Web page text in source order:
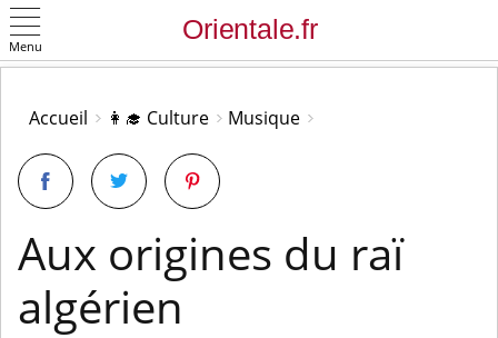
Menu
Accueil 👩‍🎓 Culture Musique
Aux origines du raï
algérien